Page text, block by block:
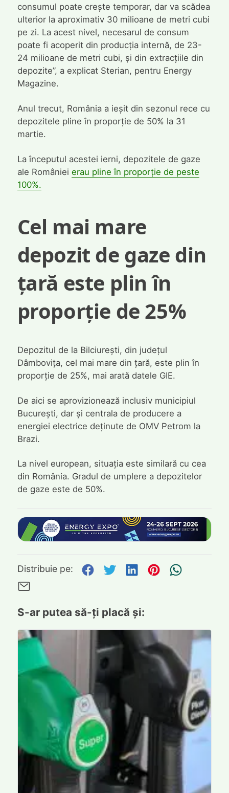
consumul poate crește temporar, dar va scădea
ulterior la aproximativ 30 milioane de metri cubi
pe zi. La acest nivel, necesarul de consum
poate fi acoperit din producția internă, de 23-
24 milioane de metri cubi, și din extracțiile din
depozite”, a explicat Sterian, pentru Energy
Magazine.
Anul trecut, România a ieșit din sezonul rece cu
depozitele pline în proporție de 50% la 31
martie.
La începutul acestei ierni, depozitele de gaze
ale României erau pline în proporție de peste
100%.
Cel mai mare
depozit de gaze din
țară este plin în
proporție de 25%
Depozitul de la Bilciurești, din județul
Dâmbovița, cel mai mare din țară, este plin în
proporție de 25%, mai arată datele GIE.
De aici se aprovizionează inclusiv municipiul
București, dar și centrala de producere a
energiei electrice deținute de OMV Petrom la
Brazi.
La nivel european, situația este similară cu cea
din România. Gradul de umplere a depozitelor
de gaze este de 50%.
Distribuie pe: Distribuie pe Facebook
Distribuie pe
Distribuie pe
Distribuie
S-ar putea să-ți placă și: